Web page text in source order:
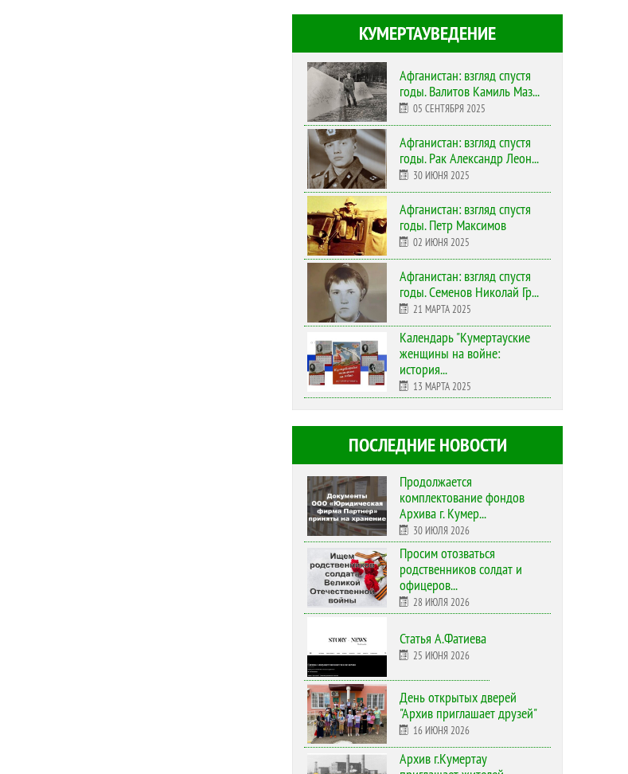
КУМЕРТАУВЕДЕНИЕ
Афганистан: взгляд спустя
годы. Валитов Камиль Маз...
05 СЕНТЯБРЯ 2025
Афганистан: взгляд спустя
годы. Рак Александр Леон...
30 ИЮНЯ 2025
Афганистан: взгляд спустя
годы. Петр Максимов
02 ИЮНЯ 2025
Афганистан: взгляд спустя
годы. Семенов Николай Гр...
21 МАРТА 2025
Календарь "Кумертауские
женщины на войне:
история...
13 МАРТА 2025
ПОСЛЕДНИЕ НОВОСТИ
Продолжается
комплектование фондов
Архива г. Кумер...
30 ИЮЛЯ 2026
Просим отозваться
родственников солдат и
офицеров...
28 ИЮЛЯ 2026
Статья А.Фатиева
25 ИЮНЯ 2026
День открытых дверей
"Архив приглашает друзей"
16 ИЮНЯ 2026
Архив г.Кумертау